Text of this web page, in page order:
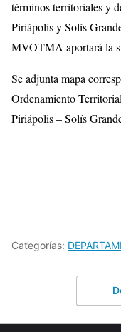
términos territoriales y
Piriápolis y Solís
MVOTMA aportará la
Se adjunta mapa
Ordenamiento
Piriápolis – Solís
Categorías: